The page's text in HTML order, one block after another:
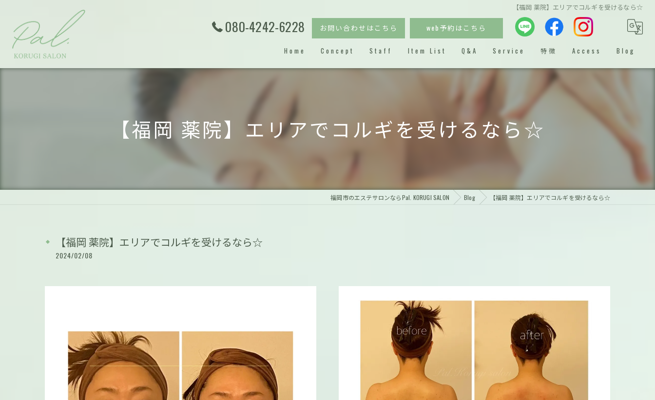
【福岡 薬院】エリアでコルギを受けるなら☆
080-4242-6228 お問い合わせはこちら web予約はこちら
Home Concept Staff Item List Q&A Service 特徴
ビフォーアフター
Access Blog
【福岡 薬院】エリアでコルギを受けるなら☆
福岡市のエステサロンならPal. KORUGI SALON Blog 【福岡 薬院】エリアでコルギを受けるなら☆
【福岡 薬院】エリアでコルギを受けるなら☆
2024/02/08